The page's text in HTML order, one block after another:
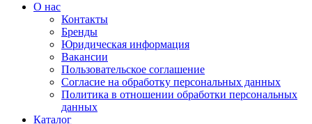
О нас
Контакты
Бренды
Юридическая информация
Вакансии
Пользовательское соглашение
Согласие на обработку персональных данных
Политика в отношении обработки персональных
данных
Каталог